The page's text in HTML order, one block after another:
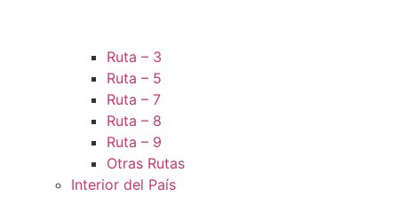
Ruta – 3
Ruta – 5
Ruta – 7
Ruta – 8
Ruta – 9
Otras Rutas
Interior del País